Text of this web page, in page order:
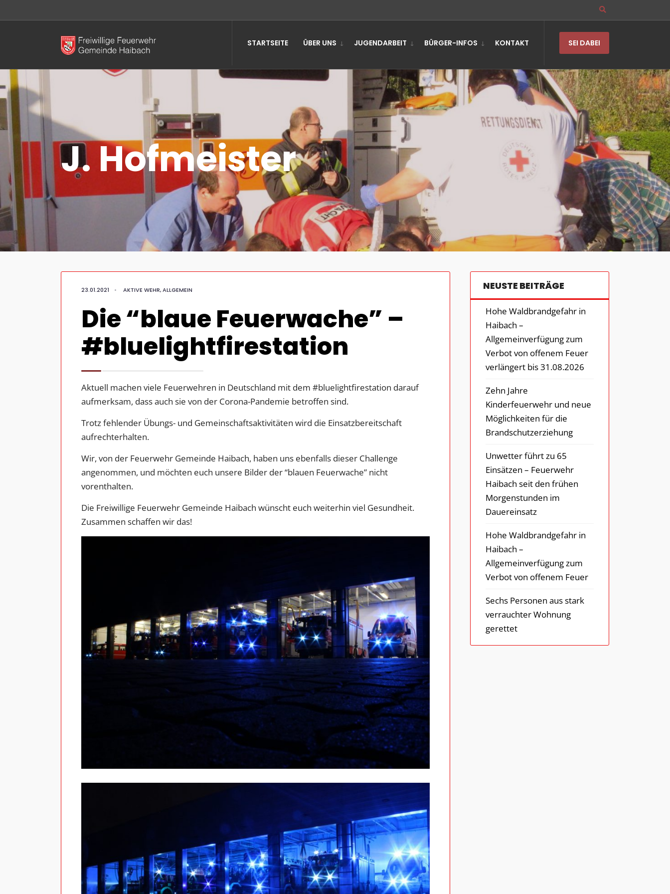
STARTSEITE ÜBER UNS JUGENDARBEIT BÜRGER-INFOS KONTAKT SEI DABEI
J. Hofmeister
23.01.2021 • AKTIVE WEHR,ALLGEMEIN
Die “blaue Feuerwache” –
#bluelightfirestation
Aktuell machen viele Feuerwehren in Deutschland mit dem #bluelightfirestation darauf
aufmerksam, dass auch sie von der Corona-Pandemie betroffen sind.
Trotz fehlender Übungs- und Gemeinschaftsaktivitäten wird die Einsatzbereitschaft
aufrechterhalten.
Wir, von der Feuerwehr Gemeinde Haibach, haben uns ebenfalls dieser Challenge
angenommen, und möchten euch unsere Bilder der “blauen Feuerwache” nicht
vorenthalten.
Die Freiwillige Feuerwehr Gemeinde Haibach wünscht euch weiterhin viel Gesundheit.
Zusammen schaffen wir das!
NEUSTE BEITRÄGE
Hohe Waldbrandgefahr in
Haibach –
Allgemeinverfügung zum
Verbot von offenem Feuer
verlängert bis 31.08.2026
Zehn Jahre
Kinderfeuerwehr und neue
Möglichkeiten für die
Brandschutzerziehung
Unwetter führt zu 65
Einsätzen – Feuerwehr
Haibach seit den frühen
Morgenstunden im
Dauereinsatz
Hohe Waldbrandgefahr in
Haibach –
Allgemeinverfügung zum
Verbot von offenem Feuer
Sechs Personen aus stark
verrauchter Wohnung
gerettet